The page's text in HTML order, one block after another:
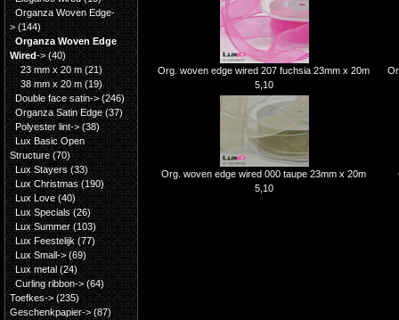
Org. woven edge wired 207 fuchsia 23mm x 20m
5,10
Org. woven edge wired 000 taupe 23mm x 20m
5,10
Organza Woven Edge-
>(144)
Organza Woven Edge
Wired->(40)
23 mm x 20 m(21)
38 mm x 20 m (19)
Double face satin-> (246)
Organza Satin Edge(37)
Polyester lint->(38)
Lux Basic Open
Structure(70)
Lux Stayers(33)
Lux Christmas(190)
Lux Love(40)
Lux Specials(26)
Lux Summer(103)
Lux Feestelijk (77)
Lux Small->(69)
Lux metal (24)
Curling ribbon->(64)
Toefkes-> (235)
Geschenkpapier->(87)